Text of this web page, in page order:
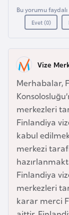
Bu yorumu
Evet (0)
Vize
Merhabalar,
merkezleri
Finlandiya
kabul
merkezi
Finlandiya
merkezleri
karar merci
a
a
n
B
a
h
r
e
y
n
B
a